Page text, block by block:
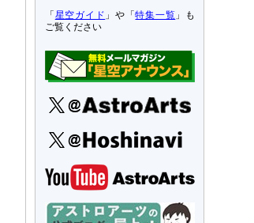
「 星空ガイド 」や「特集一覧 」も
ご覧ください